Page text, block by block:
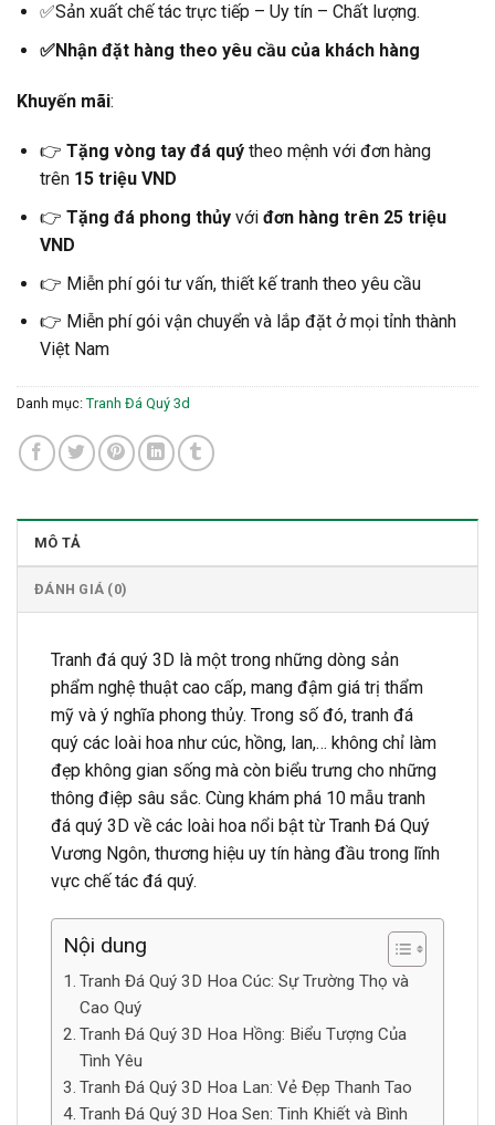
✅Sản xuất chế tác trực tiếp – Uy tín – Chất lượng.
✅Nhận đặt hàng theo yêu cầu của khách hàng
Khuyến mãi:
👉 Tặng vòng tay đá quýtheo mệnh với đơn hàng
trên 15 triệu VND
👉 Tặng đá phong thủyvới đơn hàng trên 25 triệu
VND
👉 Miễn phí gói tư vấn, thiết kế tranh theo yêu cầu
👉 Miễn phí gói vận chuyển và lắp đặt ở mọi tỉnh thành
Việt Nam
Danh mục: Tranh Đá Quý 3d
MÔ TẢ
ĐÁNH GIÁ (0)
Tranh đá quý 3D là một trong những dòng sản
phẩm nghệ thuật cao cấp, mang đậm giá trị thẩm
mỹ và ý nghĩa phong thủy. Trong số đó, tranh đá
quý các loài hoa như cúc, hồng, lan,… không chỉ làm
đẹp không gian sống mà còn biểu trưng cho những
thông điệp sâu sắc. Cùng khám phá 10 mẫu tranh
đá quý 3D về các loài hoa nổi bật từ Tranh Đá Quý
Vương Ngôn, thương hiệu uy tín hàng đầu trong lĩnh
vực chế tác đá quý.
Nội dung
Tranh Đá Quý 3D Hoa Cúc: Sự Trường Thọ và
Cao Quý
Tranh Đá Quý 3D Hoa Hồng: Biểu Tượng Của
Tình Yêu
Tranh Đá Quý 3D Hoa Lan: Vẻ Đẹp Thanh Tao
Tranh Đá Quý 3D Hoa Sen: Tinh Khiết và Bình